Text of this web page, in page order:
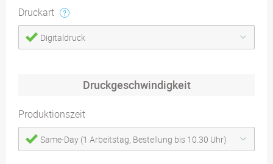
Druckart
Digitaldruck
Druckgeschwindigkeit
Produktionszeit
Same-Day (1 Arbeitstag, Bestellung bis 10.30 Uhr)